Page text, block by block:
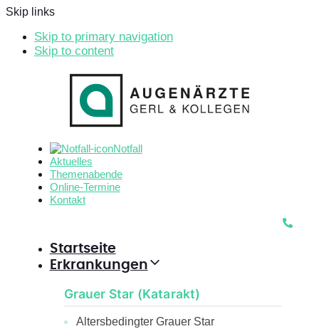
Skip links
Skip to primary navigation
Skip to content
Notfall
Aktuelles
Themenabende
Online-Termine
Kontakt
Startseite
Erkrankungen
Grauer Star (Katarakt)
Altersbedingter Grauer Star